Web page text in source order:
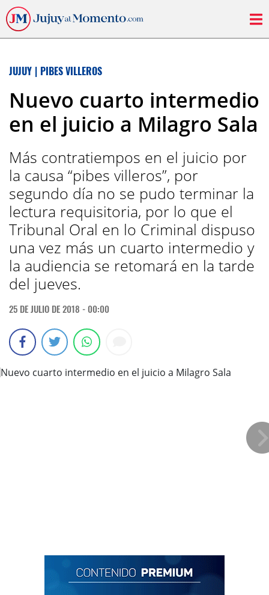
JUJUY | PIBES VILLEROS
Nuevo cuarto intermedio
en el juicio a Milagro Sala
Más contratiempos en el juicio por
la causa “pibes villeros”, por
segundo día no se pudo terminar la
lectura requisitoria, por lo que el
Tribunal Oral en lo Criminal dispuso
una vez más un cuarto intermedio y
la audiencia se retomará en la tarde
del jueves.
25 DE JULIO DE 2018 - 00:00